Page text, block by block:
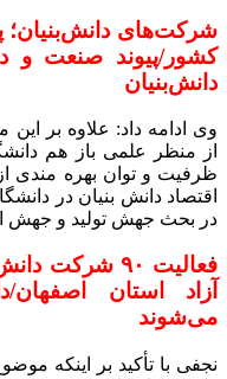
شرکت‌های دانش‌بنیان؛
کشور/پیوند صنعت و
دانش‌بنیان
وی ادامه داد: علاوه بر
از منظر علمی باز هم
ظرفیت و توان بهره مندی از
اقتصاد دانش بنیان در
در بحث جهش تولید و جهش
فعالیت ۹۰
آزاد استان اصفهان/
می‌شوند
نجفی با تأکید بر اینکه